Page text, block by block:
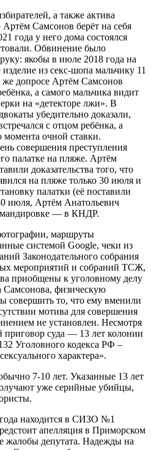
а также актива
Самсонов берёт на себя
года у него дома состоялся
Обвинение было
якобы в июле 2018 года на
из секс-шопа мальчику 11
допросе Артём Самсонов
а самого мальчика видит
на «детекторе лжи». В
убедительно доказали,
с отцом ребёнка, а
момента очной ставки.
совершения преступления
палатке на пляже. Артём
доказательства того, что
на пляже только 30 июля и
палатки (её поставили
июля, Артём Анатольевич
— в КНДР.
маршруты
системой Google, чеки из
Законодательного собрания
мероприятий и собраний ТСЖ,
приобщены к уголовному делу
Самсонова, физическую
совершить то, что ему вменили
мотива для совершения
не установлен. Несмотря
приговор суда — 13 лет колонии
Уголовного кодекса РФ –
характера».
7-10 лет. Указанные 13 лет
уже серийные убийцы,
находится в СИЗО №1
апелляция в Приморском
жалобы депутата. Надежды на